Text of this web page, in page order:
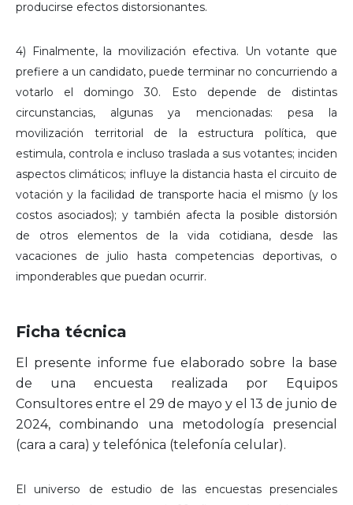
producirse efectos distorsionantes.
4) Finalmente, la movilización efectiva. Un votante que
prefiere a un candidato, puede terminar no concurriendo a
votarlo el domingo 30. Esto depende de distintas
circunstancias, algunas ya mencionadas: pesa la
movilización territorial de la estructura política, que
estimula, controla e incluso traslada a sus votantes; inciden
aspectos climáticos; influye la distancia hasta el circuito de
votación y la facilidad de transporte hacia el mismo (y los
costos asociados); y también afecta la posible distorsión
de otros elementos de la vida cotidiana, desde las
vacaciones de julio hasta competencias deportivas, o
imponderables que puedan ocurrir.
Ficha técnica
El presente informe fue elaborado sobre la base
de una encuesta realizada por Equipos
Consultores entre el 29 de mayo y el 13 de junio de
2024, combinando una metodología presencial
(cara a cara) y telefónica (telefonía celular).
El universo de estudio de las encuestas presenciales